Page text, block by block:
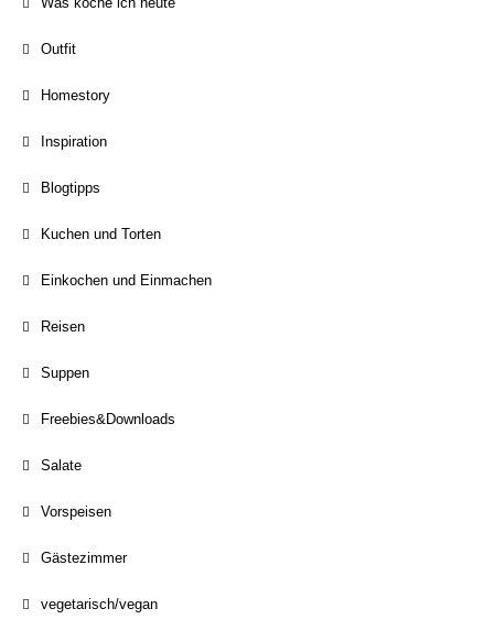
Outfit
Homestory
Inspiration
Blogtipps
Kuchen und Torten
Einkochen und Einmachen
Reisen
Suppen
Freebies&Downloads
Salate
Vorspeisen
Gästezimmer
vegetarisch/vegan